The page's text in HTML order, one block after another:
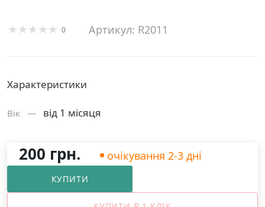
0 Артикул: R2011
Характеристики
Вік — від 1 місяця
200 грн. очікування 2-3 дні
КУПИТИ